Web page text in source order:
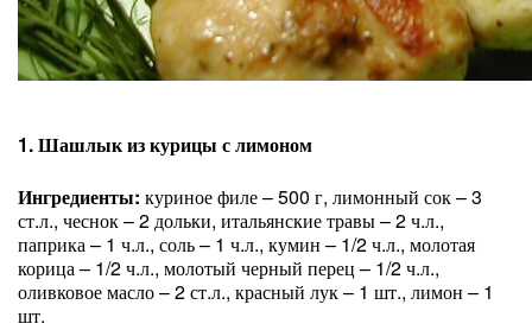
1. Шашлык из курицы с лимоном
Ингредиенты: куриное филе – 500 г, лимонный сок – 3
ст.л., чеснок – 2 дольки, итальянские травы – 2 ч.л.,
паприка – 1 ч.л., соль – 1 ч.л., кумин – 1/2 ч.л., молотая
корица – 1/2 ч.л., молотый черный перец – 1/2 ч.л.,
оливковое масло – 2 ст.л., красный лук – 1 шт., лимон – 1
шт.